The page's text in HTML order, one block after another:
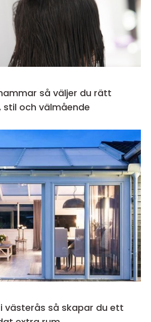
väljer du rätt
stil och välmående
skapar du ett